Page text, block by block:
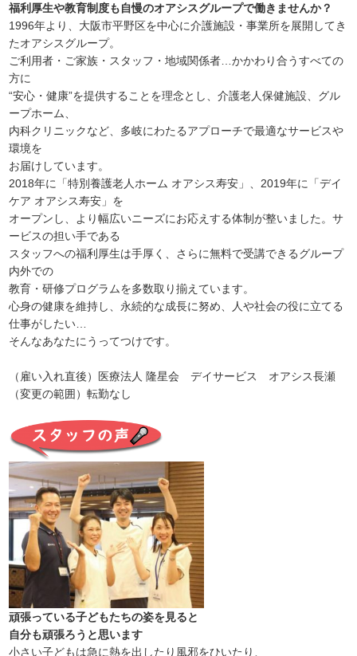
福利厚生や教育制度も自慢のオアシスグループで働きませんか？
1996年より、大阪市平野区を中心に介護施設・事業所を展開してき
たオアシスグループ。
ご利用者・ご家族・スタッフ・地域関係者…かかわり合うすべての
方に
“安心・健康”を提供することを理念とし、介護老人保健施設、グル
ープホーム、
内科クリニックなど、多岐にわたるアプローチで最適なサービスや
環境を
お届けしています。
2018年に「特別養護老人ホーム オアシス寿安」、2019年に「デイ
ケア オアシス寿安」を
オープンし、より幅広いニーズにお応えする体制が整いました。サ
ービスの担い手である
スタッフへの福利厚生は手厚く、さらに無料で受講できるグループ
内外での
教育・研修プログラムを多数取り揃えています。
心身の健康を維持し、永続的な成長に努め、人や社会の役に立てる
仕事がしたい…
そんなあなたにうってつけです。
（雇い入れ直後）医療法人 隆星会 デイサービス オアシス長瀬
（変更の範囲）転勤なし
頑張っている子どもたちの姿を見ると
自分も頑張ろうと思います
小さい子どもは急に熱を出したり風邪をひいたり、